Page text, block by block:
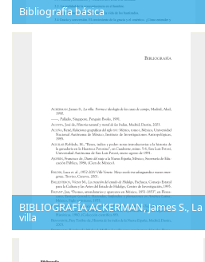
Bibliografía básica
BIBLIOGRAFÍA ACKERMAN, James S., La
villa